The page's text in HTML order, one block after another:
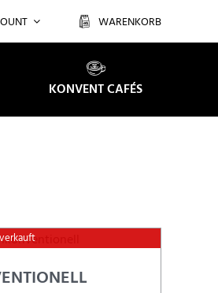
WARENKORB
KONVENT CAFÉS